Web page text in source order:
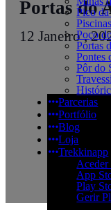
Pico
Poço
Portas
Pontes
Pôr do
Parcerias
Portfólio
Blog
Loja
Trekkinapp
Aceder
App
Play
Gerir
Portas do
12 Janeiro ,